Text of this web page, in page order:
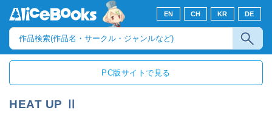
EN CH KR DE
PC版サイトで見る
HEAT UP Ⅱ